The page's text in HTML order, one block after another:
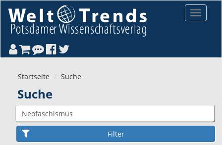
Toggle
Startseite Suche
Suche